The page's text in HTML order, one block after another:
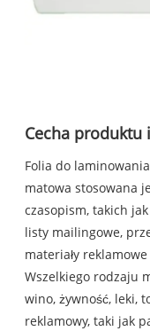
Cecha produktu
Folia do
matowa stosowana
czasopism, takich
listy mailingowe,
materiały
Wszelkiego rodzaju
wino, żywność, leki,
reklamowy, taki jak